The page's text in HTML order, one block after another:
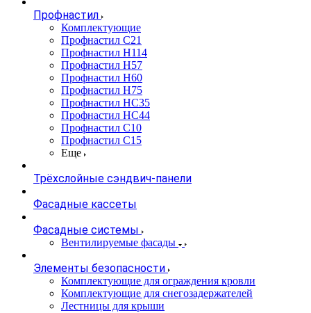
Профнастил
Комплектующие
Профнастил C21
Профнастил Н114
Профнастил Н57
Профнастил Н60
Профнастил Н75
Профнастил НС35
Профнастил НС44
Профнастил С10
Профнастил С15
Еще
Трёхслойные сэндвич-панели
Фасадные кассеты
Фасадные системы
Вентилируемые фасады
Элементы безопасности
Комплектующие для ограждения кровли
Комплектующие для снегозадержателей
Лестницы для крыши